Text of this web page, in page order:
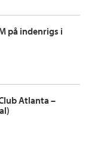
på indenrigs i
Atlanta –